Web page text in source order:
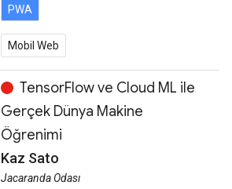
PWA
Mobil Web
TensorFlow ve Cloud ML ile
Gerçek Dünya Makine
Öğrenimi
Kaz Sato
Jacaranda Odası